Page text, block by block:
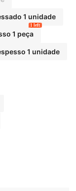
1 unidade
1 peça
1 left
1 unidade